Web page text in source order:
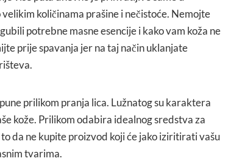
količinama prašine i nečistoće. Nemojte
potrebne masne esencije i kako vam koža ne
prije spavanja jer na taj način uklanjate
prilikom pranja lica. Lužnatog su karaktera
kože. Prilikom odabira idealnog sredstva za
da ne kupite proizvod koji će jako iziritirati vašu
tvarima.